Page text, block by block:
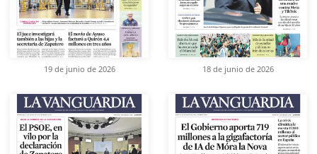
19 de junio de 2026 18 de junio de 2026